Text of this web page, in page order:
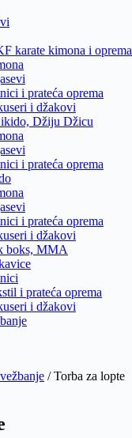
karate kimona i oprema
i prateća oprema
i džakovi
Džiju Džicu
i prateća oprema
i prateća oprema
i džakovi
boks, MMA
i prateća oprema
i džakovi
/ Torba za lopte